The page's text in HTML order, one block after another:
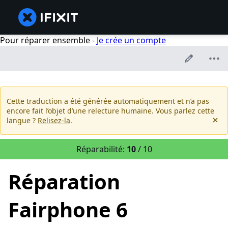
Pour réparer ensemble - Je crée un compte
Cette traduction a été générée automatiquement et n’a pas
encore fait l’objet d’une relecture humaine. Vous parlez cette
langue ? Relisez-la.
Réparabilité: 10/ 10
Réparation
Fairphone 6